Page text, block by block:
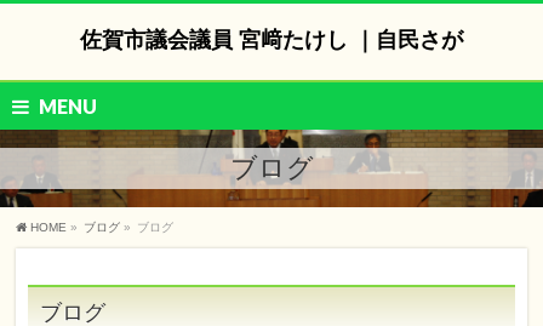
佐賀市議会議員 宮﨑たけし ｜自民さが
MENU
ブログ
HOME » ブログ » ブログ
ブログ